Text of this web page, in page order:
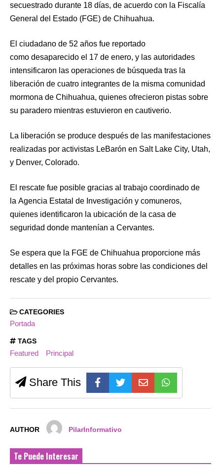
secuestrado durante 18 días, de acuerdo con la Fiscalía
General del Estado (FGE) de Chihuahua.
El ciudadano de 52 años fue reportado
como desaparecido el 17 de enero, y las autoridades
intensificaron las operaciones de búsqueda tras la
liberación de cuatro integrantes de la misma comunidad
mormona de Chihuahua, quienes ofrecieron pistas sobre
su paradero mientras estuvieron en cautiverio.
La liberación se produce después de las manifestaciones
realizadas por activistas LeBarón en Salt Lake City, Utah,
y Denver, Colorado.
El rescate fue posible gracias al trabajo coordinado de
la Agencia Estatal de Investigación y comuneros,
quienes identificaron la ubicación de la casa de
seguridad donde mantenían a Cervantes.
Se espera que la FGE de Chihuahua proporcione más
detalles en las próximas horas sobre las condiciones del
rescate y del propio Cervantes.
CATEGORIES
Portada
TAGS
Featured Principal
Share This
AUTHOR PilarInformativo
Te Puede Interesar